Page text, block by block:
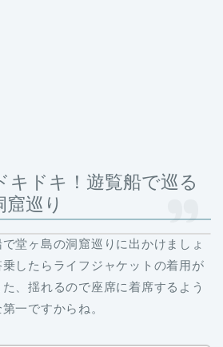
キドキ！遊覧船で巡る
巡り
堂ヶ島の洞窟巡りに出かけましょ
したらライフジャケットの着用が
、揺れるので座席に着席するよう
一ですからね。